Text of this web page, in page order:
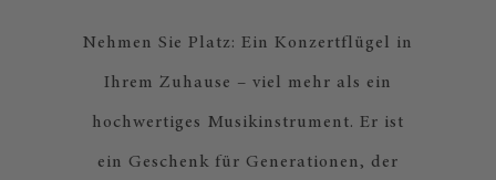
Nehmen Sie Platz: Ein Konzertflügel in
Ihrem Zuhause – viel mehr als ein
hochwertiges Musikinstrument. Er ist
ein Geschenk für Generationen, der